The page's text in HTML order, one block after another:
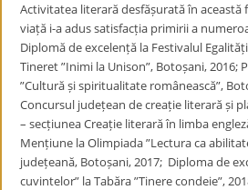
Activitatea literară desfășurată în această
viață i-a adus satisfacția primirii a
Diplomă de excelență la Festivalul
Tineret ”Inimi la Unison”, Botoșani, 2016;
”Cultură și spiritualitate românească”,
Concursul județean de creație literară și
– secțiunea Creație literară în limba
Mențiune la Olimpiada ”Lectura ca
județeană, Botoșani, 2017; Diploma de
cuvintelor” la Tabăra ”Tinere condeie”,